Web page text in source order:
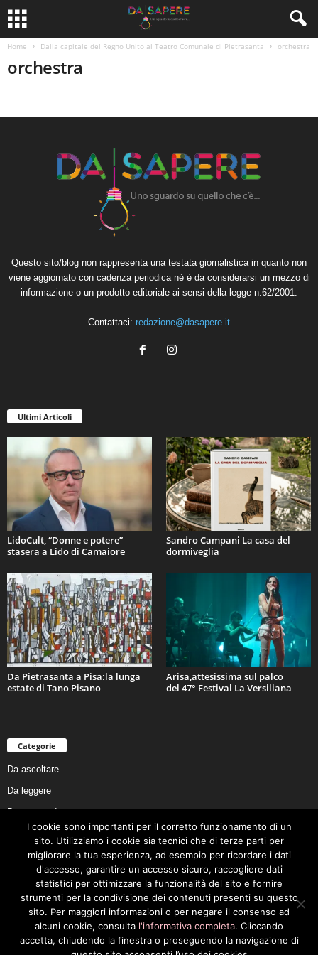
Home Dalla capitale del Regno Unito al Teatro Comunale di Pietrasanta orchestra
orchestra
Questo sito/blog non rappresenta una testata giornalistica in quanto non
viene aggiornato con cadenza periodica né è da considerarsi un mezzo di
informazione o un prodotto editoriale ai sensi della legge n.62/2001.
Contattaci: redazione@dasapere.it
Ultimi Articoli
LidoCult, “Donne e potere”
stasera a Lido di Camaiore
Sandro Campani La casa del
dormiveglia
Da Pietrasanta a Pisa:la lunga
estate di Tano Pisano
Arisa,attesissima sul palco
del 47° Festival La Versiliana
Categorie
Da ascoltare
Da leggere
Da non perdere
Da conoscere
Da preservare
Da vivere
Cookie Policy
I cookie sono importanti per il corretto funzionamento di un
sito. Utilizziamo i cookie sia tecnici che di terze parti per
migliorare la tua esperienza, ad esempio per ricordare i dati
d'accesso, garantire un accesso sicuro, raccogliere dati
statistici per ottimizzare la funzionalità del sito e fornire
strumenti per la condivisione dei contenuti presenti su questo
sito. Per maggiori informazioni o per negare il consenso ad
alcuni cookie, consulta l'informativa completa. Cliccando
accetta, chiudendo la finestra o proseguendo la navigazione di